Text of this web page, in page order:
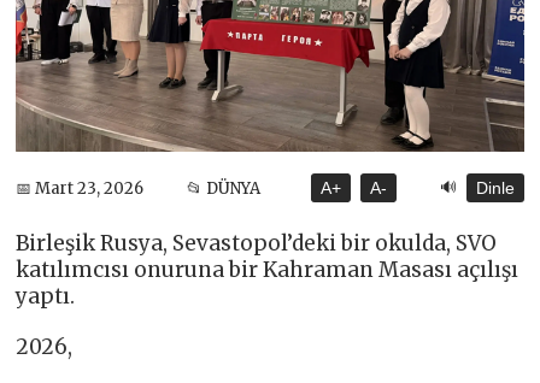
📅 Mart 23, 2026 📂 DÜNYA A+ A- 🔊 Dinle
Birleşik Rusya, Sevastopol’deki bir okulda, SVO
katılımcısı onuruna bir Kahraman Masası açılışı
yaptı.
2026,